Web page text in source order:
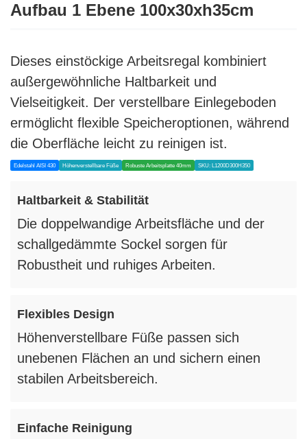
Aufbau 1 Ebene 100x30xh35cm
Dieses einstöckige Arbeitsregal kombiniert
außergewöhnliche Haltbarkeit und
Vielseitigkeit. Der verstellbare Einlegeboden
ermöglicht flexible Speicheroptionen, während
die Oberfläche leicht zu reinigen ist.
Edelstahl AISI 430 Höhenverstellbare Füße Robuste Arbeitsplatte 40mm SKU: L1200D300H350
Haltbarkeit & Stabilität
Die doppelwandige Arbeitsfläche und der
schallgedämmte Sockel sorgen für
Robustheit und ruhiges Arbeiten.
Flexibles Design
Höhenverstellbare Füße passen sich
unebenen Flächen an und sichern einen
stabilen Arbeitsbereich.
Einfache Reinigung